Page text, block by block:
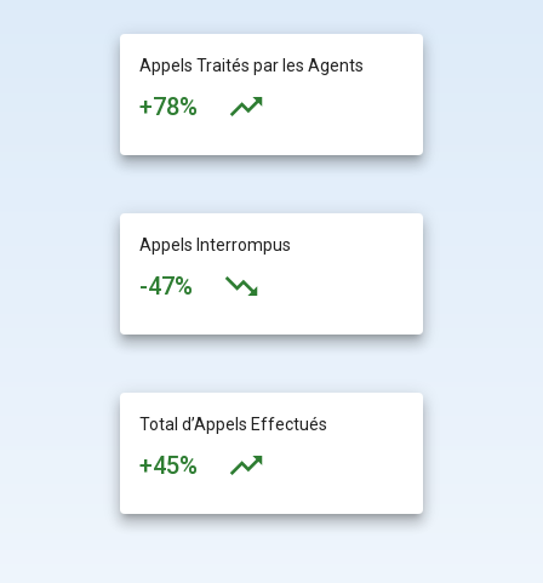
Appels Traités par les Agents
+78%
Appels Interrompus
-47%
Total d’Appels Effectués
+45%